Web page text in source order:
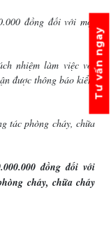
đồng đối với một
nhiệm làm việc với
được thông báo kiểm
tác phòng cháy, chữa
đồng đối với
cháy, chữa cháy
Tư vấn ngay